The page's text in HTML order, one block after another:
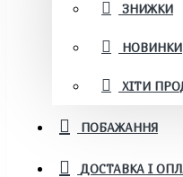
ЗНИЖКИ
НОВИНКИ
ХІТИ
ПОБАЖАННЯ
ДОСТАВКА І